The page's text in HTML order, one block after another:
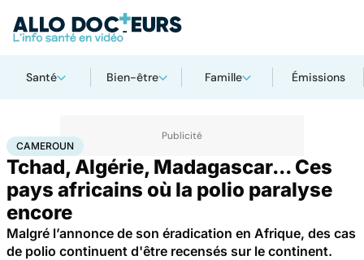
Santé Bien-être Famille Émissions
AccueilSanté Maladies Maladies infectieuses
CAMEROUN
Tchad, Algérie, Madagascar... Ces
pays africains où la polio paralyse
encore
Malgré l’annonce de son éradication en Afrique, des cas
de polio continuent d'être recensés sur le continent.